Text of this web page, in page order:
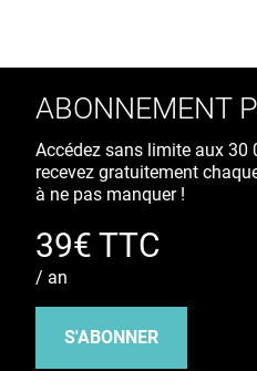
ABONNEMENT
Accédez sans limite aux 30
recevez gratuitement
à ne pas manquer !
39€ TTC
/ an
S'ABONNER